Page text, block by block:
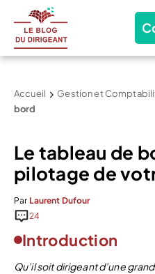
Accueil Gestion et
bord
Le tableau de
pilotage de
Par Laurent Dufour
24
Introduction
Qu’il soit dirigeant d’une